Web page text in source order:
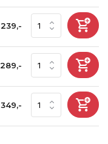
239,-
289,-
349,-